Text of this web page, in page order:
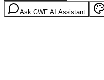
Ask GWF AI Assistant